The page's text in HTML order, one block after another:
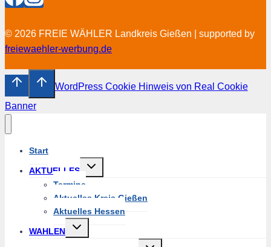
© 2026 FREIE WÄHLER Landkreis Gießen | supported by
freiewaehler-werbung.de
WordPress Cookie Hinweis von Real Cookie
Banner
Start
AKTUELLES
Untermenü
Termine
Aktuelles Kreis Gießen
Aktuelles Hessen
WAHLEN
Untermenü
Untermenü